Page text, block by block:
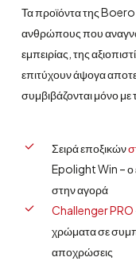
Τα προϊόντα της
ανθρώπους που
εμπειρίας, της
επιτύχουν άψογα
συμβιβάζονται μόνο με
Σειρά εποξικών
Epolight Win – ο
στην αγορά
Challenger PRO
χρώματα σε
αποχρώσεις